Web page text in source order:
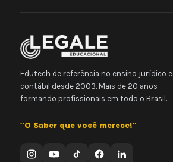
Edutech de referência no ensino jurídico e
contábil desde 2003. Mais de 20 anos
formando profissionais em todo o Brasil.
"O Saber que você merece!"